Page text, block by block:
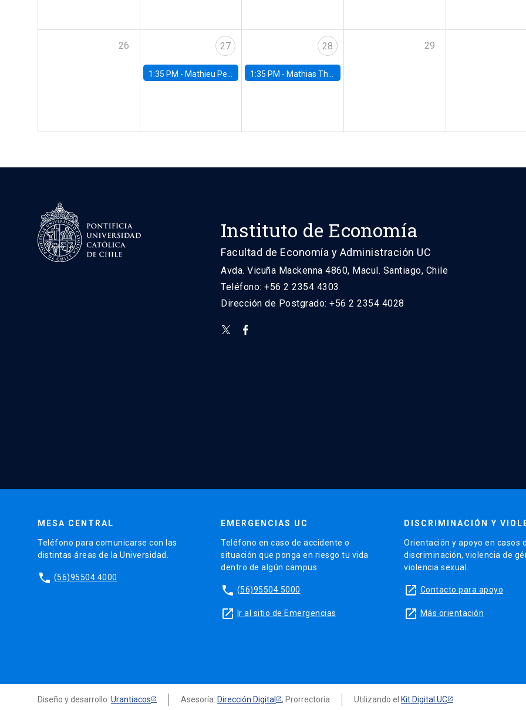
26 27
1:35 PM - Mathieu Pedemonte, IDB
28
1:35 PM - Mathias Thoenig, University of Lausanne
29
Instituto de Economía
Facultad de Economía y Administración UC
Avda. Vicuña Mackenna 4860, Macul. Santiago, Chile
Teléfono: +56 2 2354 4303
Dirección de Postgrado: +56 2 2354 4028
MESA CENTRAL
Teléfono para comunicarse con las
distintas áreas de la Universidad.
phone (56)95504 4000
EMERGENCIAS UC
Teléfono en caso de accidente o
situación que ponga en riesgo tu vida
dentro de algún campus.
phone (56)95504 5000
launch Ir al sitio de Emergencias
DISCRIMINACIÓN Y
Orientación y apoyo en casos
discriminación, violencia de
violencia sexual.
launch Contacto para apoyo
launch Más orientación
Diseño y desarrollo: Urantiacos Asesoría: Dirección Digital , Prorrectoría Utilizando el Kit Digital UC